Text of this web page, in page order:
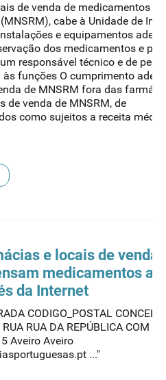
de venda de medicamentos
cabe à Unidade de
e equipamentos
dos medicamentos e
responsável técnico e de
funções O cumprimento
de MNSRM fora das
de venda de MNSRM, de
como sujeitos a receita
e locais de venda
medicamentos ao
da Internet
CODIGO_POSTAL
RUA DA REPÚBLICA COM
Aveiro Aveiro
..."